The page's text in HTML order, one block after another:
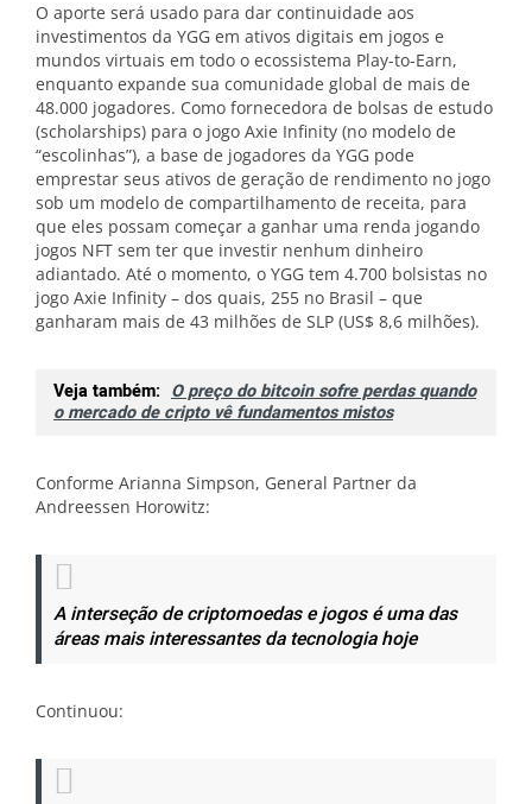
O aporte será usado para dar continuidade aos
investimentos da YGG em ativos digitais em jogos e
mundos virtuais em todo o ecossistema Play-to-Earn,
enquanto expande sua comunidade global de mais de
48.000 jogadores. Como fornecedora de bolsas de estudo
(scholarships) para o jogo Axie Infinity (no modelo de
“escolinhas”), a base de jogadores da YGG pode
emprestar seus ativos de geração de rendimento no jogo
sob um modelo de compartilhamento de receita, para
que eles possam começar a ganhar uma renda jogando
jogos NFT sem ter que investir nenhum dinheiro
adiantado. Até o momento, o YGG tem 4.700 bolsistas no
jogo Axie Infinity – dos quais, 255 no Brasil – que
ganharam mais de 43 milhões de SLP (US$ 8,6 milhões).
Veja também: O preço do bitcoin sofre perdas quando
o mercado de cripto vê fundamentos mistos
Conforme Arianna Simpson, General Partner da
Andreessen Horowitz:
A interseção de criptomoedas e jogos é uma das
áreas mais interessantes da tecnologia hoje
Continuou: